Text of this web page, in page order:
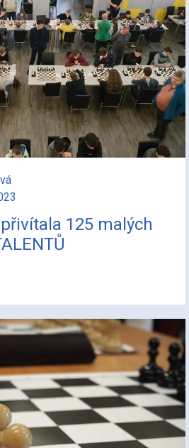
přivítala 125 malých